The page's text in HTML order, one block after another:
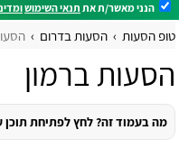
הנני מאשר/ת את תנאי השימוש
טופ הסעות הסעות בדרום
הסעות ברמון
מה בעמוד זה? לחץ לפתיחת תוכן